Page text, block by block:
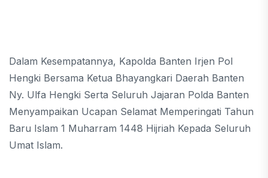
Dalam Kesempatannya, Kapolda Banten Irjen Pol
Hengki Bersama Ketua Bhayangkari Daerah Banten
Ny. Ulfa Hengki Serta Seluruh Jajaran Polda Banten
Menyampaikan Ucapan Selamat Memperingati Tahun
Baru Islam 1 Muharram 1448 Hijriah Kepada Seluruh
Umat Islam.